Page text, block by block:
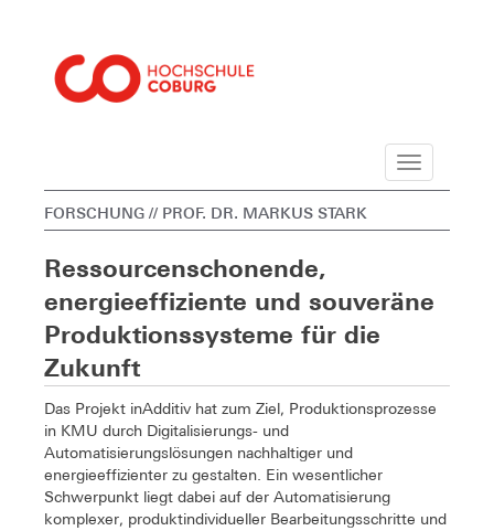
Navigation
FORSCHUNG // PROF. DR. MARKUS STARK
Ressourcenschonende,
energieeffiziente und souveräne
Produktionssysteme für die
Zukunft
Das Projekt inAdditiv hat zum Ziel, Produktionsprozesse
in KMU durch Digitalisierungs- und
Automatisierungslösungen nachhaltiger und
energieeffizienter zu gestalten. Ein wesentlicher
Schwerpunkt liegt dabei auf der Automatisierung
komplexer, produktindividueller Bearbeitungsschritte und